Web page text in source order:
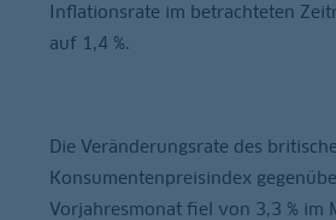
Inflationsrate im betrachteten
auf 1,4 %.
Die Veränderungsrate des
Konsumentenpreisindex
Vorjahresmonat fiel von 3,3 % im